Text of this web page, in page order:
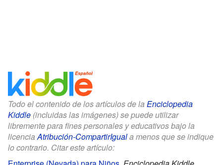
Todo el contenido de los artículos de la Enciclopedia
Kiddle (incluidas las imágenes) se puede utilizar
libremente para fines personales y educativos bajo la
licenciaAtribución-CompartirIguala menos que se indique
lo contrario. Citar este artículo: